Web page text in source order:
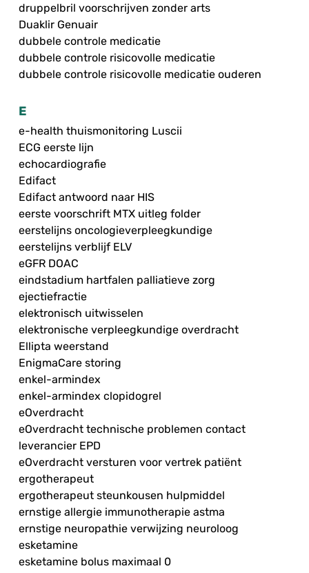
druppelbril voorschrijven zonder arts
Duaklir Genuair
dubbele controle medicatie
dubbele controle risicovolle medicatie
dubbele controle risicovolle medicatie ouderen
E
e-health thuismonitoring Luscii
ECG eerste lijn
echocardiografie
Edifact
Edifact antwoord naar HIS
eerste voorschrift MTX uitleg folder
eerstelijns oncologieverpleegkundige
eerstelijns verblijf ELV
eGFR DOAC
eindstadium hartfalen palliatieve zorg
ejectiefractie
elektronisch uitwisselen
elektronische verpleegkundige overdracht
Ellipta weerstand
EnigmaCare storing
enkel-armindex
enkel-armindex clopidogrel
eOverdracht
eOverdracht technische problemen contact
leverancier EPD
eOverdracht versturen voor vertrek patiënt
ergotherapeut
ergotherapeut steunkousen hulpmiddel
ernstige allergie immunotherapie astma
ernstige neuropathie verwijzing neuroloog
esketamine
esketamine bolus maximaal 0